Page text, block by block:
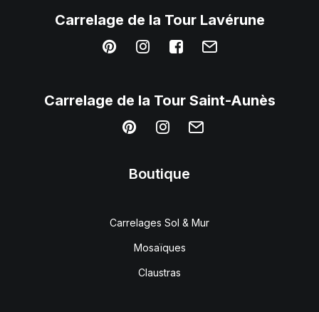
Carrelage de la Tour Lavérune
Carrelage de la Tour Saint-Aunès
Boutique
Carrelages Sol & Mur
Mosaïques
Claustras